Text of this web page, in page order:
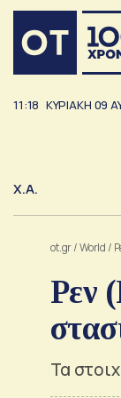
11:18 ΚΥΡΙΑΚΗ 09
Χ.Α.
ot.gr/World /
Ρεν
Τα